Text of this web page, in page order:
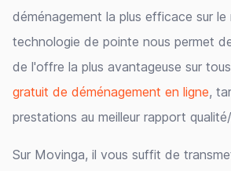
déménagement la plus efficace sur
technologie de pointe nous permet
de l'offre la plus avantageuse sur
gratuit de déménagement en ligne,
prestations au meilleur rapport
Sur Movinga, il vous suffit de